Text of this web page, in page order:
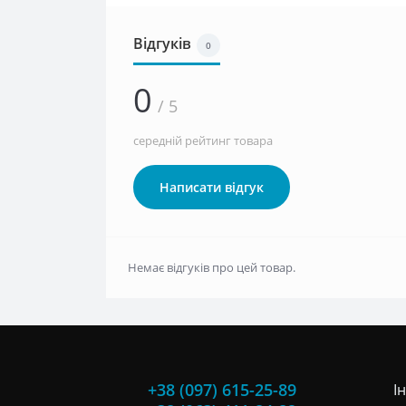
Відгуків 0
0 / 5
середній рейтинг товара
Написати відгук
Немає відгуків про цей товар.
+38 (097) 615-25-89